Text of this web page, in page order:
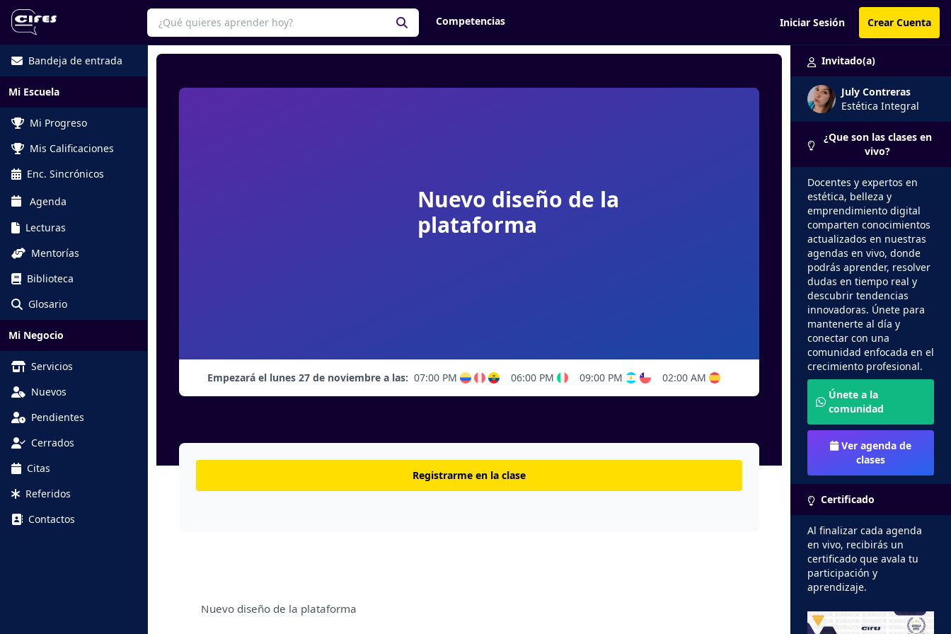
Competencias Iniciar Sesión Crear Cuenta
Bandeja de entrada
Mi Escuela
Mi Progreso
Mis Calificaciones
Enc. Sincrónicos
Agenda
Lecturas
Mentorías
Biblioteca
Glosario
Mi Negocio
Servicios
Nuevos
Pendientes
Cerrados
Citas
Referidos
Contactos
Nuevo diseño de la
plataforma
Empezará el lunes 27 de noviembre a las: 07:00 PM 06:00 PM 09:00 PM 02:00 AM
Registrarme en la clase
Nuevo diseño de la plataforma
Invitado(a)
July Contreras
Estética Integral
¿Que son las clases en
vivo?
Docentes y expertos en
estética, belleza y
emprendimiento digital
comparten conocimientos
actualizados en nuestras
agendas en vivo, donde
podrás aprender, resolver
dudas en tiempo real y
descubrir tendencias
innovadoras. Únete para
mantenerte al día y
conectar con una
comunidad enfocada en el
crecimiento profesional.
Únete a la
comunidad
Ver agenda de
clases
Certificado
Al finalizar cada agenda
en vivo, recibirás un
certificado que avala tu
participación y
aprendizaje.